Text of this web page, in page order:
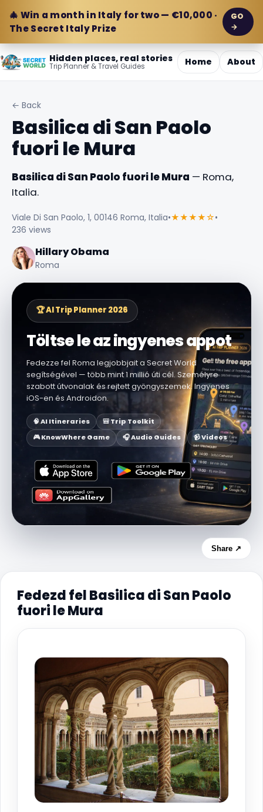
🎄 Win a month in Italy for two — €10,000 ·
The Secret Italy Prize
GO
→
Hidden places, real stories
Trip Planner & Travel Guides Home About
← Back
Basilica di San Paolo
fuori le Mura
Basilica di San Paolo fuori le Mura — Roma,
Italia.
Viale Di San Paolo, 1, 00146 Roma, Italia•★★★★☆•
236 views
Hillary Obama
Roma
🏆 AI Trip Planner 2026
Töltse le az ingyenes appot
Fedezze fel Roma legjobbjait a Secret World
segítségével — több mint 1 millió úti cél. Személyre
szabott útvonalak és rejtett gyöngyszemek. Ingyenes
iOS-en és Androidon.
🧠 AI Itineraries
🎒 Trip Toolkit
🎮 KnowWhere Game
🎧 Audio Guides 📹 Videos
Share ↗
Fedezd fel Basilica di San Paolo
fuori le Mura